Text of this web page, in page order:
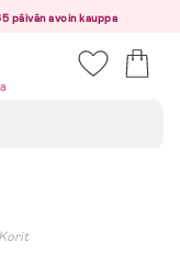
päivän avoin kauppa
jo samana päivänä!
Korit